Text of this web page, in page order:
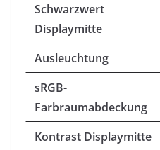
Schwarzwert
Displaymitte
Ausleuchtung
sRGB-
Farbraumabdeckung
Kontrast Displaymitte